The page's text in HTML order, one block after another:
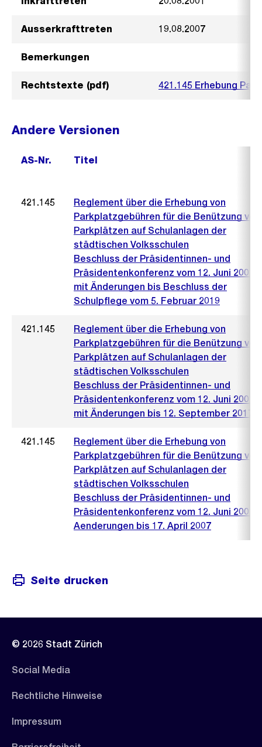
Ausserkrafttreten 19.08.2007
Bemerkungen
Rechtstexte (pdf) 421.145 Erhebung
Andere Versionen
AS-Nr. Titel
421.145
Reglement über die Erhebung von
Parkplatzgebühren für die Benützung von
Parkplätzen auf Schulanlagen der
städtischen Volksschulen
Beschluss der Präsidentinnen- und
Präsidentenkonferenz vom 12. Juni 2001
mit Änderungen bis Beschluss der
Schulpflege vom 5. Februar 2019
421.145
Reglement über die Erhebung von
Parkplatzgebühren für die Benützung von
Parkplätzen auf Schulanlagen der
städtischen Volksschulen
Beschluss der Präsidentinnen- und
Präsidentenkonferenz vom 12. Juni 2001
mit Änderungen bis 12. September 2017
421.145
Reglement über die Erhebung von
Parkplatzgebühren für die Benützung von
Parkplätzen auf Schulanlagen der
städtischen Volksschulen
Beschluss der Präsidentinnen- und
Präsidentenkonferenz vom 12. Juni 2001
Aenderungen bis 17. April 2007
Seite drucken
© 2026 Stadt Zürich
Social Media
Rechtliche Hinweise
Impressum